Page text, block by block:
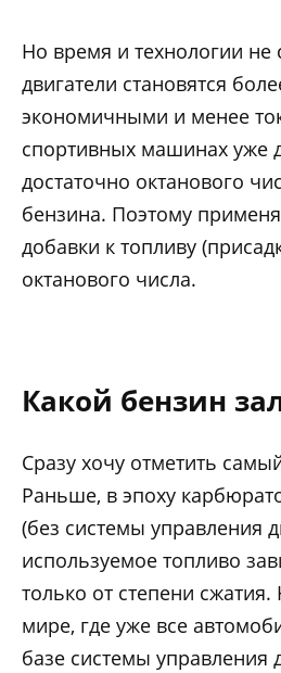
Но время и технологии не
двигатели становятся
экономичными и менее
спортивных машинах уже
достаточно октанового
бензина. Поэтому
добавки к топливу
октанового числа.
Какой бензин
Сразу хочу отметить
Раньше, в эпоху
(без системы управления
используемое топливо
только от степени
мире, где уже все
базе системы управления